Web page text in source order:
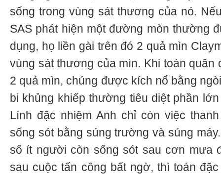
sống trong vùng sát thương của nó.
SAS phát hiện một đường mòn thường
dụng, họ liền gài trên đó 2 quả mìn
vùng sát thương của mìn. Khi toán
2 quả mìn, chúng được kích nổ bằng
bi khủng khiếp thường tiêu diệt phần
Lính đặc nhiệm Anh chỉ còn việc
sống sót bằng súng trường và súng
số ít người còn sống sót sau cơn mưa
sau cuộc tấn công bất ngờ, thì toán